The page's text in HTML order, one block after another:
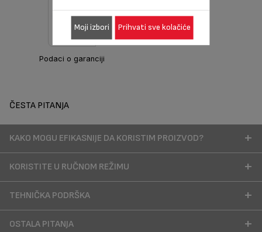
Podaci o garanciji
ČESTA PITANJA
KAKO MOGU EFIKASNIJE DA KORISTIM PROIZVOD?
KORISTITE U RUČNOM REŽIMU
TEHNIČKA PODRŠKA
OSTALA PITANJA
Moji izbori Prihvati sve kolačiće